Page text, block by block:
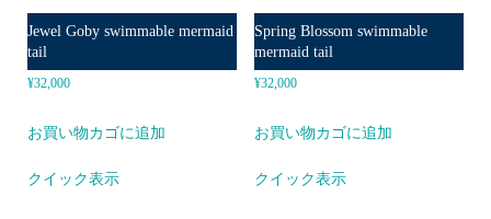
Jewel Goby swimmable mermaid
tail
¥32,000
お買い物カゴに追加
クイック表示
Spring Blossom swimmable
mermaid tail
¥32,000
お買い物カゴに追加
クイック表示